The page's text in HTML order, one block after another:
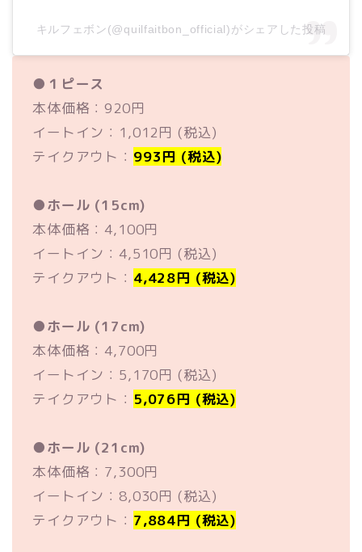
キルフェボン(@quilfaitbon_official)がシェアした投稿
● １ピース
本体価格：920円
イートイン：1,012円 (税込)
テイクアウト： 993円 (税込)
●ホール (15cm)
本体価格：4,100円
イートイン：4,510円 (税込)
テイクアウト： 4,428円 (税込)
●ホール (17cm)
本体価格：4,700円
イートイン：5,170円 (税込)
テイクアウト： 5,076円 (税込)
●ホール (21cm)
本体価格：7,300円
イートイン：8,030円 (税込)
テイクアウト： 7,884円 (税込)